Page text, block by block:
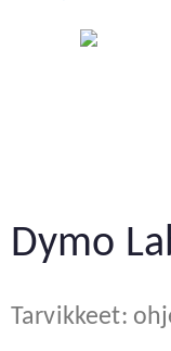
Dymo
Tarvikkeet: